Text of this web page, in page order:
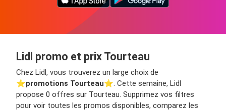
Lidl promo et prix Tourteau
Chez Lidl, vous trouverez un large choix de
⭐️promotions Tourteau⭐️. Cette semaine, Lidl
propose 0 offres sur Tourteau. Supprimez vos filtres
pour voir toutes les promos disponibles, comparez les